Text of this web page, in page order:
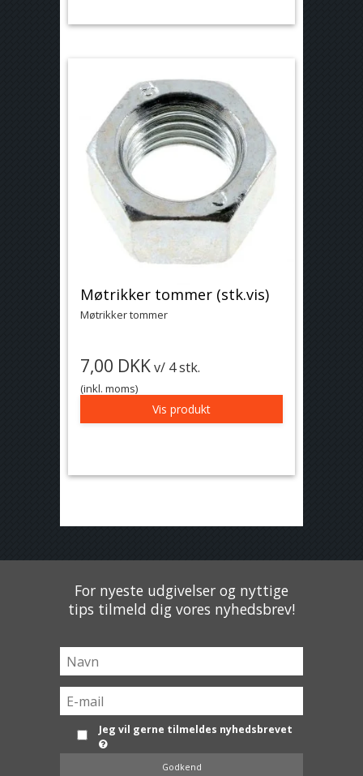
Møtrikker tommer (stk.vis)
Møtrikker tommer
7,00 DKKv/ 4 stk.
(inkl. moms)
Vis produkt
For nyeste udgivelser og nyttige
tips tilmeld dig vores nyhedsbrev!
Jeg vil gerne tilmeldes nyhedsbrevet
Godkend